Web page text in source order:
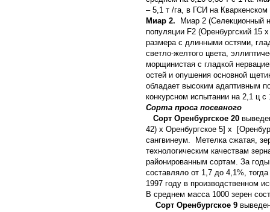
– 5,1 т /га, в ГСИ на Кваркенском
Миар 2.
Миар 2 (Селекционный
популяции F2 (Оренбургский 15
размера с длинными остями,
светло-желтого цвета,
морщинистая с гладкой
остей и опушения основной
обладает высоким адаптивным
конкурсном испытании на 2,1 ц с
Сорта проса посевного
Сорт Оренбургское 20
42) х Оренбургское 5] х
сангвинеум. Метелка сжатая,
технологическим качествам
районированным сортам. За
составляло от 1,7 до 4,1%,
1997 году в производственном
В среднем масса 1000 зерен
Сорт Оренбургское 9